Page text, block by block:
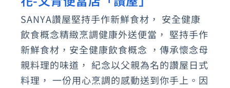
SANYA讚屋堅持手作新鮮食材， 安全健康
飲食概念精緻烹調健康外送便當， 堅持手作
新鮮食材，安全健康飲食概念 ，傳承懷念母
親料理的味道， 紀念以父親為名的讚屋日式
料理， 一份用心烹調的感動送到你手上。因
行
銷
的
廣
告